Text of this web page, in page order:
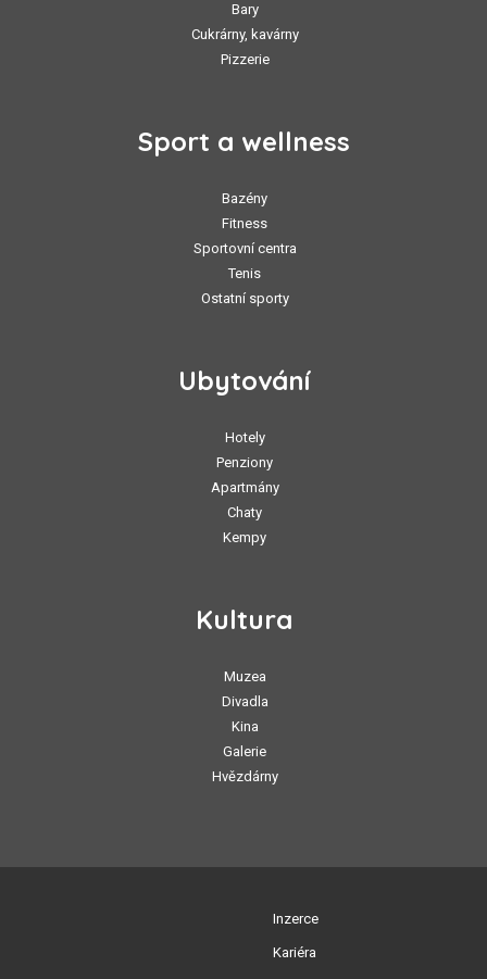
Bary
Cukrárny, kavárny
Pizzerie
Sport a wellness
Bazény
Fitness
Sportovní centra
Tenis
Ostatní sporty
Ubytování
Hotely
Penziony
Apartmány
Chaty
Kempy
Kultura
Muzea
Divadla
Kina
Galerie
Hvězdárny
Inzerce
Kariéra